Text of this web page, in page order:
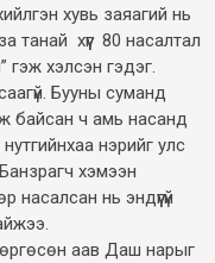
хувь заяагий нь
танай хүүг 80 насалтал
гэж хэлсэн гэдэг.
Бууны суманд
байсан ч амь насанд
нутгийнхаа нэрийг улс
хэмээн
нь эндүүгүй
аав Даш нарыг